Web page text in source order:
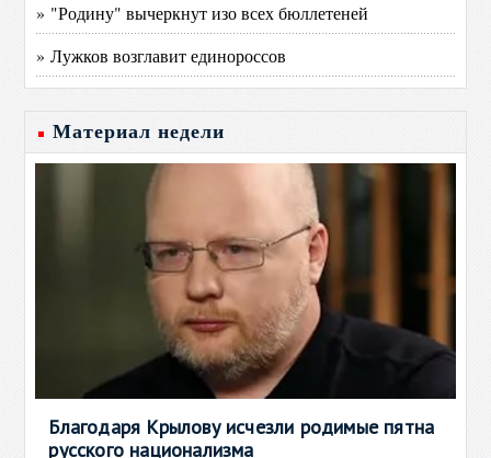
» "Родину" вычеркнут изо всех бюллетеней
» Лужков возглавит единороссов
Материал недели
Благодаря Крылову исчезли родимые пятна
русского национализма